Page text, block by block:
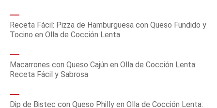
Receta Fácil: Pizza de Hamburguesa con Queso Fundido y
Tocino en Olla de Cocción Lenta
Macarrones con Queso Cajún en Olla de Cocción Lenta:
Receta Fácil y Sabrosa
Dip de Bistec con Queso Philly en Olla de Cocción Lenta: